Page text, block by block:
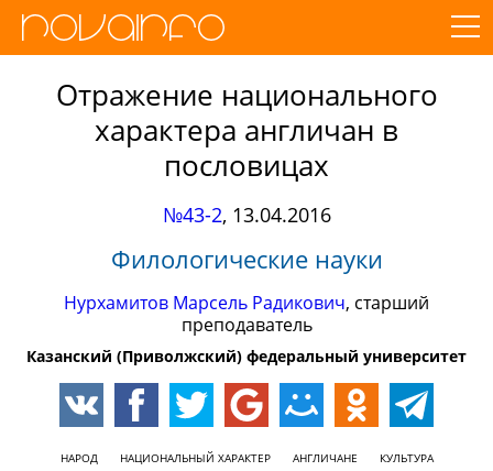
Отражение национального
характера англичан в
пословицах
№43-2, 13.04.2016
Филологические науки
Нурхамитов Марсель Радикович, старший
преподаватель
Казанский (Приволжский) федеральный университет
НАРОД НАЦИОНАЛЬНЫЙ ХАРАКТЕР АНГЛИЧАНЕ
КУЛЬТУРА